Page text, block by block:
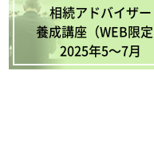
相続アドバイザー
養成講座（WEB限定
2025年5〜7月